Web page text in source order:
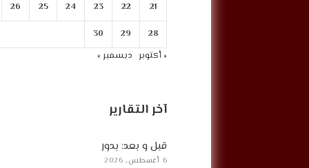
21
22
23
24
25
26
28
29
30
« أكتوبر ديسمبر »
آخر التقارير
قبل و بعد: بدور
6 أغسطس, 2026